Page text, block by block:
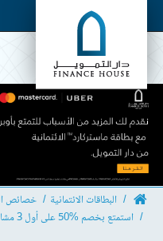
البطاقات الائتمانية
خصائص
استمتع بخصم %50 على أول 3 مشاوير